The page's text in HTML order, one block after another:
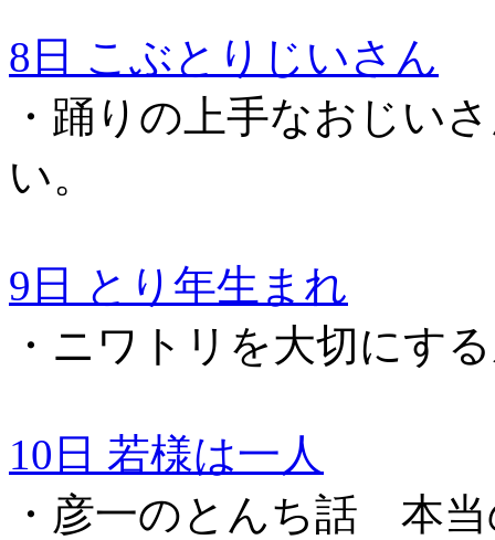
8日 こぶとりじいさん
・踊りの上手なおじい
い。
9日 とり年生まれ
・ニワトリを大切にす
10日 若様は一人
・彦一のとんち話 本